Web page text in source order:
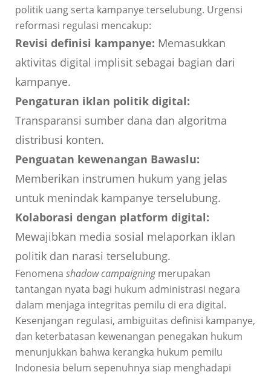
politik uang serta kampanye terselubung. Urgensi
reformasi regulasi mencakup:
Revisi definisi kampanye: Memasukkan
aktivitas digital implisit sebagai bagian dari
kampanye.
Pengaturan iklan politik digital:
Transparansi sumber dana dan algoritma
distribusi konten.
Penguatan kewenangan Bawaslu:
Memberikan instrumen hukum yang jelas
untuk menindak kampanye terselubung.
Kolaborasi dengan platform digital:
Mewajibkan media sosial melaporkan iklan
politik dan narasi terselubung.
Fenomena shadow campaigningmerupakan
tantangan nyata bagi hukum administrasi negara
dalam menjaga integritas pemilu di era digital.
Kesenjangan regulasi, ambiguitas definisi kampanye,
dan keterbatasan kewenangan penegakan hukum
menunjukkan bahwa kerangka hukum pemilu
Indonesia belum sepenuhnya siap menghadapi